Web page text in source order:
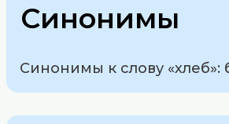
Синонимы
Синонимы к слову «хлеб»: